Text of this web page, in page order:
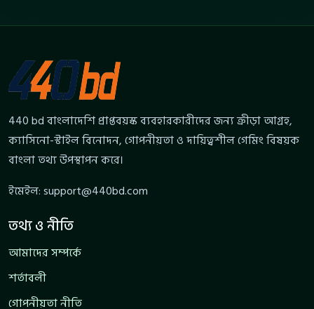
440 bd বাংলাদেশি প্রাপ্তবয়স্ক ব্যবহারকারীদের জন্য ক্রীড়া আগ্রহ,
ক্যাসিনো-স্টাইল বিনোদন, গোপনীয়তা ও দায়িত্বশীল গেমিং বিষয়ক
বাংলা তথ্য উপস্থাপন করে।
ইমেইল:support@440bd.com
তথ্য ও নীতি
আমাদের সম্পর্কে
শর্তাবলী
গোপনীয়তা নীতি